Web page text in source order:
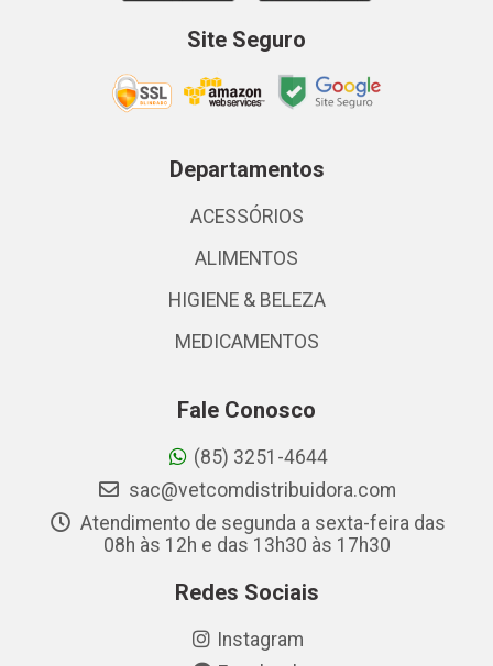
Site Seguro
Departamentos
ACESSÓRIOS
ALIMENTOS
HIGIENE & BELEZA
MEDICAMENTOS
Fale Conosco
(85) 3251-4644
sac@vetcomdistribuidora.com
Atendimento de segunda a sexta-feira das
08h às 12h e das 13h30 às 17h30
Redes Sociais
Instagram